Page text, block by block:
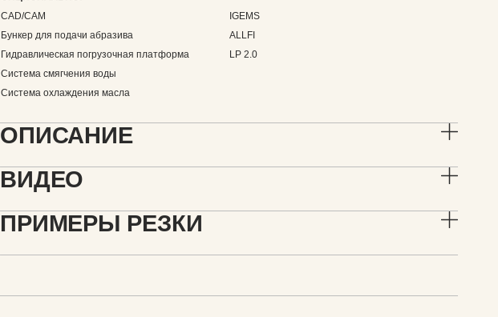
CAD/CAM
IGEMS
Бункер для подачи абразива
ALLFI
Гидравлическая погрузочная платформа
LP 2.0
Система смягчения воды
Система охлаждения масла
ОПИСАНИЕ
ВИДЕО
ПРИМЕРЫ РЕЗКИ